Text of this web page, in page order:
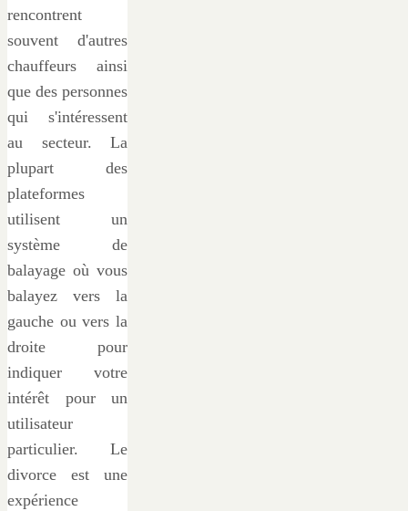
rencontrent
souvent d'autres
chauffeurs ainsi
que des personnes
qui s'intéressent
au secteur. La
plupart des
plateformes
utilisent un
système de
balayage où vous
balayez vers la
gauche ou vers la
droite pour
indiquer votre
intérêt pour un
utilisateur
particulier. Le
divorce est une
expérience